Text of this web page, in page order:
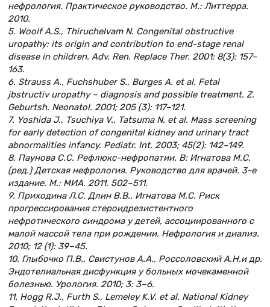
нефрология. Практическое руководство. М.: Литтерра.
2010.
5. Woolf A.S., Thiruchelvam N. Congenital obstructive
uropathy: its origin and contribution to end-stage renal
disease in children. Adv. Ren. Replace Ther. 2001; 8(3): 157–
163.
6. Strauss A., Fuchshuber S., Burges A. et al. Fetal
jbstructiv uropathy – diagnosis and possible treatment. Z.
Geburtsh. Neonatol. 2001; 205 (3): 117–121.
7. Yoshida J., Tsuchiya V., Tatsuma N. et al. Mass screening
for early detection of congenital kidney and urinary tract
abnormalities infancy. Pediatr. Int. 2003; 45(2): 142–149.
8. Паунова С.С. Рефлюкс-нефропатии. В: Игнатова М.С.
(ред.) Детская нефрология. Руководство для врачей. 3-е
издание. М.: МИА. 2011. 502–511.
9. Приходина Л.С, Длин В.В., Игнатова М.С. Риск
прогрессирования стероидрезистентного
нефротического синдрома у детей, ассоциированного с
малой массой тела при рождении. Нефрология и диализ.
2010; 12 (1): 39–45.
10. Глыбочко П.В., Свистунов А.А., Россоловский А.Н.и др.
Эндотелиальная дисфункция у больных мочекаменной
болезнью. Урология. 2010; 3: 3–6.
11. Нogg R.J., Furth S., Lemeley K.V. et al. National Kidney